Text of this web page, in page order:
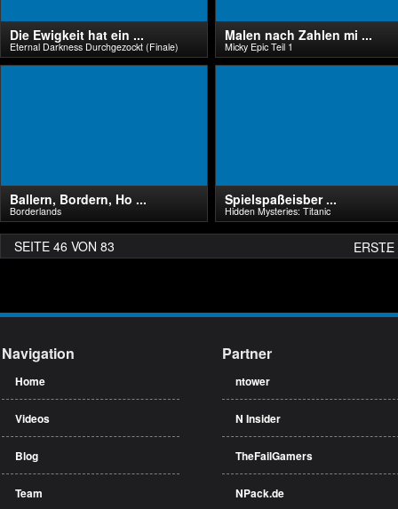
Die Ewigkeit hat ein ...
Eternal Darkness Durchgezockt (Finale)
Malen nach Zahlen mi ...
Micky Epic Teil 1
Ballern, Bordern, Ho ...
Borderlands
Spielspaßeisber ...
Hidden Mysteries: Titanic
SEITE 46 VON 83 ERSTE
...
Navigation
Home
Videos
Blog
Team
Partner
ntower
N Insider
TheFailGamers
NPack.de